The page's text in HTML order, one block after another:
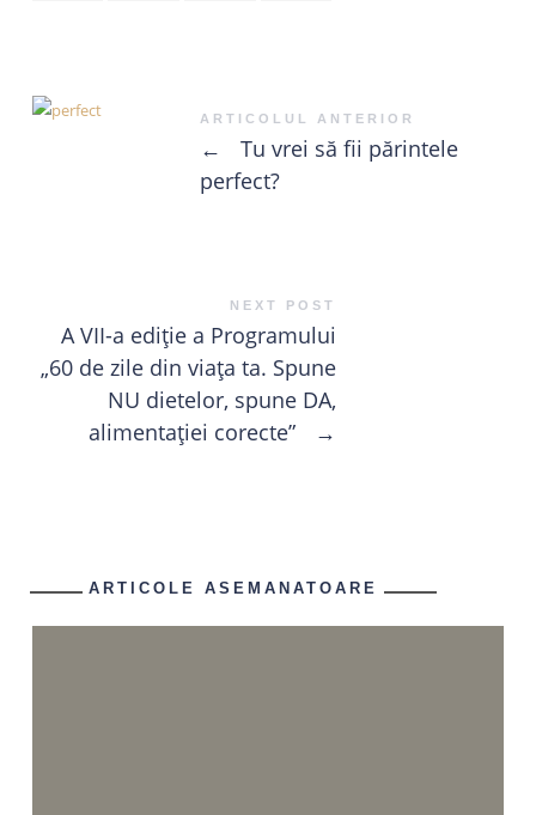
ARTICOLUL ANTERIOR
←
Tu vrei să fii părintele
perfect?
NEXT POST
A VII-a ediție a Programului
„60 de zile din viața ta. Spune
NU dietelor, spune DA,
alimentației corecte”
→
ARTICOLE ASEMANATOARE